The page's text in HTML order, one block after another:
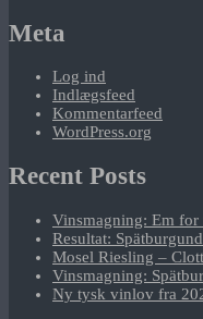
Meta
Log ind
Indlægsfeed
Kommentarfeed
WordPress.org
Recent Posts
Vinsmagning: Em
Resultat:
Mosel Riesling –
Vinsmagning:
Ny tysk vinlov fra